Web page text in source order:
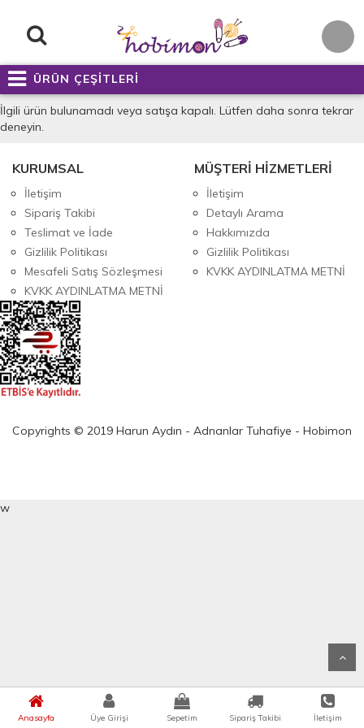
ÜRÜN ÇEŞİTLERİ
Anasayfa Üye Girişi Sepetim Sipariş Takibi İletişim
İlgili ürün bulunamadı veya satışa kapalı. Lütfen daha sonra tekrar
deneyin.
KURUMSAL
İletişim
Sipariş Takibi
Teslimat ve İade
Gizlilik Politikası
Mesafeli Satış Sözleşmesi
KVKK AYDINLATMA METNİ
MÜŞTERİ HİZMETLERİ
İletişim
Detaylı Arama
Hakkımızda
Gizlilik Politikası
KVKK AYDINLATMA METNİ
Copyrights © 2019 Harun Aydın - Adnanlar Tuhafiye - Hobimon
w